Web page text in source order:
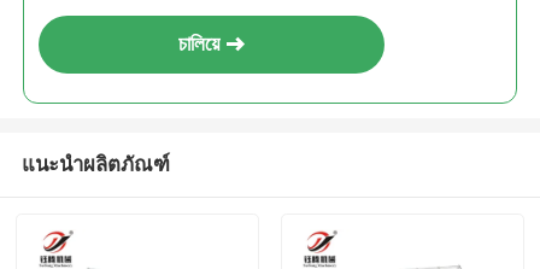
চালিয়ে
แนะนำผลิตภัณฑ์